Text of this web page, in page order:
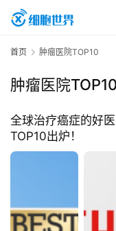
首
行
业
资
再
首页 肿瘤医院TOP10
肿瘤医院TOP10
全球治疗癌症的好
TOP10出炉！